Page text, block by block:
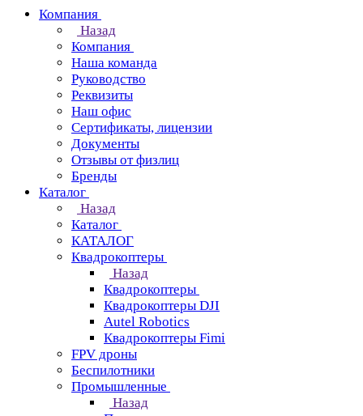
Компания
Назад
Компания
Наша команда
Руководство
Реквизиты
Наш офис
Сертификаты, лицензии
Документы
Отзывы от физлиц
Бренды
Каталог
Назад
Каталог
КАТАЛОГ
Квадрокоптеры
Назад
Квадрокоптеры
Квадрокоптеры DJI
Autel Robotics
Квадрокоптеры Fimi
FPV дроны
Беспилотники
Промышленные
Назад